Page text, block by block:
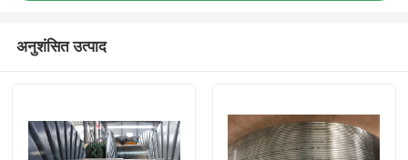
अनुशंसित उत्पाद